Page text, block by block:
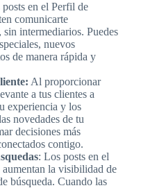
en el Perfil de
comunicarte
intermediarios. Puedes
nuevos
de manera rápida y
Al proporcionar
a tus clientes a
experiencia y los
novedades de tu
decisiones más
contigo.
: Los posts en el
la visibilidad de
búsqueda. Cuando las